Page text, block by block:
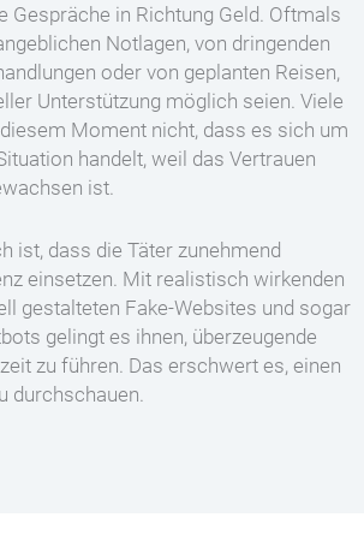
Gespräche in Richtung Geld. Oftmals
Notlagen, von dringenden
oder von geplanten Reisen,
Unterstützung möglich seien. Viele
Moment nicht, dass es sich um
handelt, weil das Vertrauen
ist.
ist, dass die Täter zunehmend
einsetzen. Mit realistisch wirkenden
gestalteten Fake-Websites und sogar
gelingt es ihnen, überzeugende
zu führen. Das erschwert es, einen
durchschauen.